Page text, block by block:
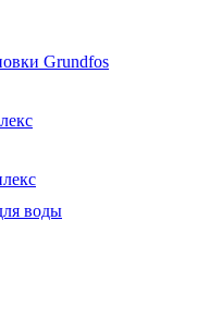
Grundfos
воды